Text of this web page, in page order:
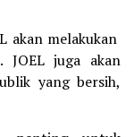
akan melakukan
JOEL juga akan
yang bersih,